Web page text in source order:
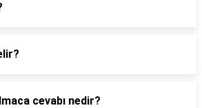
cevabı nedir?